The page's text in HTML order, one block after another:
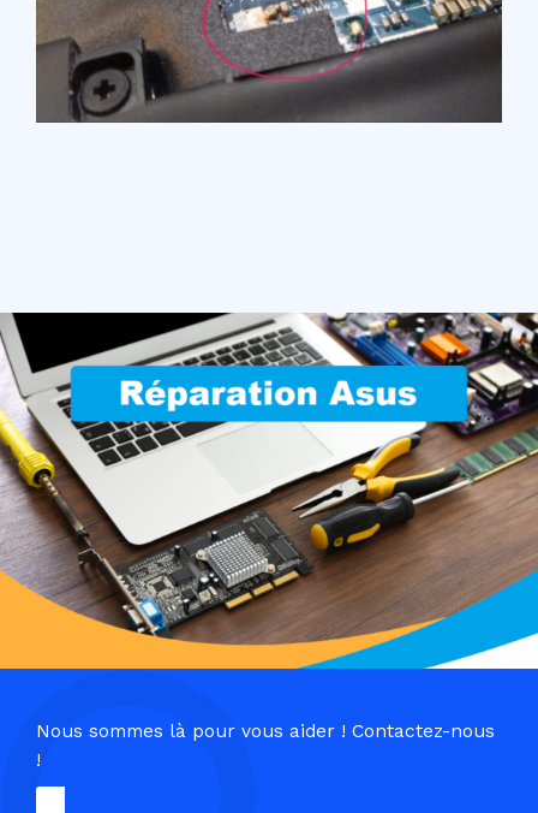
Nous sommes là pour vous aider ! Contactez-nous
!